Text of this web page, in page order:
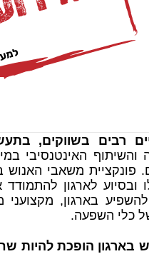
לשינויים רבים בשווקים,
והשיתוף האינטנסיבי
פונקציית משאבי האנוש
ובסיוע לארגון
בארגון, מקצועני
כלי השפעה.
בארגון הופכת להיות